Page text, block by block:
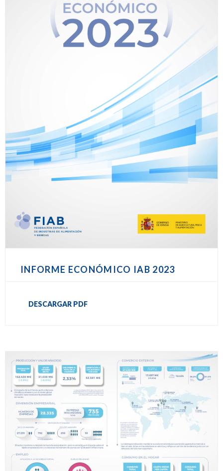
INFORME ECONÓMICO IAB 2023
DESCARGAR PDF